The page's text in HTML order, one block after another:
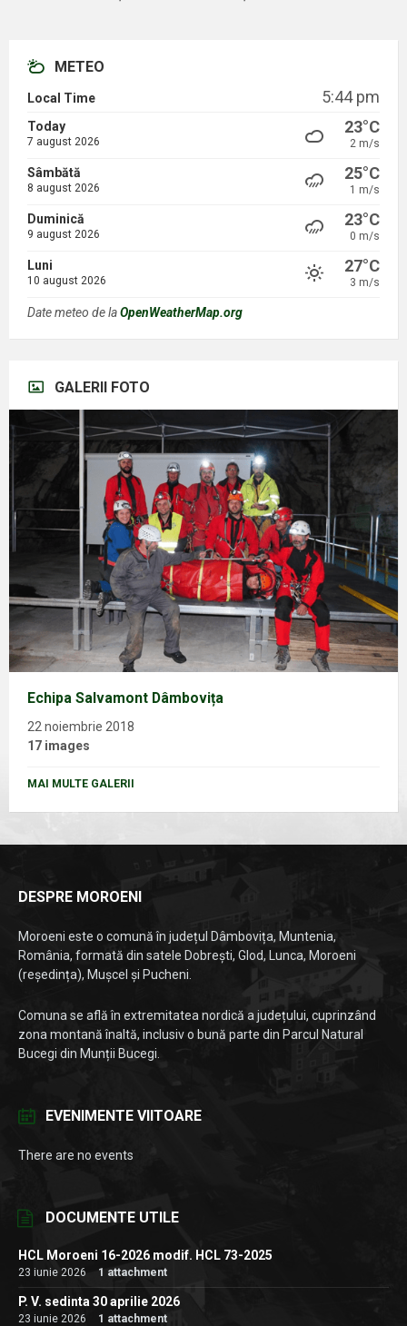
METEO
Local Time 5:44 pm
Today
7 august 2026
23°C
2 m/s
Sâmbătă
8 august 2026
25°C
1 m/s
Duminică
9 august 2026
23°C
0 m/s
Luni
10 august 2026
27°C
3 m/s
Date meteo de laOpenWeatherMap.org
GALERII FOTO
Echipa Salvamont Dâmbovița
22 noiembrie 2018
17 images
MAI MULTE GALERII
DESPRE MOROENI
Moroeni este o comună în județul Dâmbovița, Muntenia,
România, formată din satele Dobrești, Glod, Lunca, Moroeni
(reședința), Mușcel și Pucheni.
Comuna se află în extremitatea nordică a județului, cuprinzând
zona montană înaltă, inclusiv o bună parte din Parcul Natural
Bucegi din Munții Bucegi.
EVENIMENTE VIITOARE
There are no events
DOCUMENTE UTILE
HCL Moroeni 16-2026 modif. HCL 73-2025
23 iunie 2026 1 attachment
P. V. sedinta 30 aprilie 2026
23 iunie 2026 1 attachment